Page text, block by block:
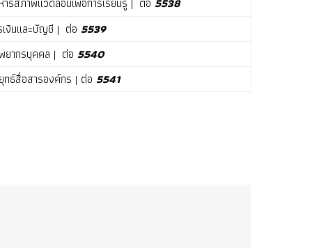
เงินและบัญชี | ต่อ 5539
ยากรบุคคล | ต่อ 5540
ทธ์สื่อสารองค์กร | ต่อ 5541